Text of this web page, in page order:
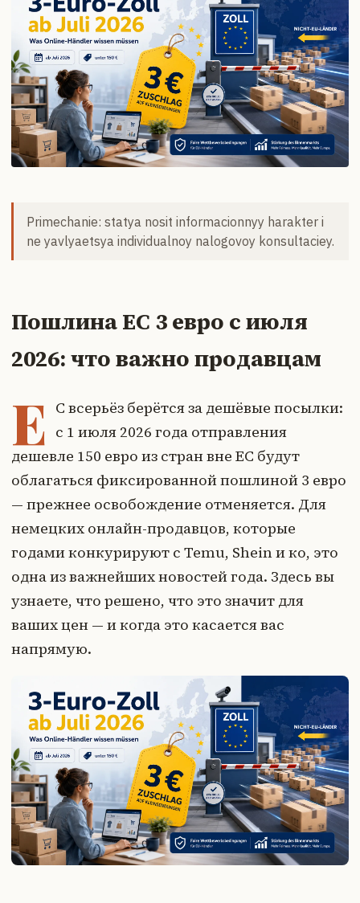
Primechanie: statya nosit informacionnyy harakter i
ne yavlyaetsya individualnoy nalogovoy konsultaciey.
Пошлина ЕС 3 евро с июля
2026: что важно продавцам
Е С всерьёз берётся за дешёвые посылки:
с 1 июля 2026 года отправления
дешевле 150 евро из стран вне ЕС будут
облагаться фиксированной пошлиной 3 евро
— прежнее освобождение отменяется. Для
немецких онлайн-продавцов, которые
годами конкурируют с Temu, Shein и ко, это
одна из важнейших новостей года. Здесь вы
узнаете, что решено, что это значит для
ваших цен — и когда это касается вас
напрямую.